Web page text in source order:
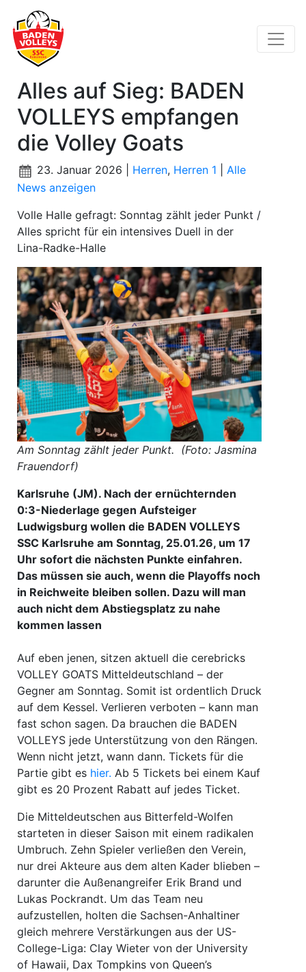
Alles auf Sieg: BADEN
VOLLEYS empfangen
die Volley Goats
23. Januar 2026 | Herren, Herren 1
Alle
News anzeigen
Volle Halle gefragt: Sonntag zählt jeder Punkt /
Alles spricht für ein intensives Duell in der
Lina-Radke-Halle
Am Sonntag zählt jeder Punkt. (Foto: Jasmina
Frauendorf)
Karlsruhe (JM). Nach der ernüchternden
0:3-Niederlage gegen Aufsteiger
Ludwigsburg wollen die BADEN VOLLEYS
SSC Karlsruhe am Sonntag, 25.01.26, um 17
Uhr sofort die nächsten Punkte einfahren.
Das müssen sie auch, wenn die Playoffs noch
in Reichweite bleiben sollen. Dazu will man
auch nicht dem Abstiegsplatz zu nahe
kommen lassen
Auf eben jenen, sitzen aktuell die cerebricks
VOLLEY GOATS Mitteldeutschland – der
Gegner am Sonntag. Somit ist ordentlich Druck
auf dem Kessel. Verlieren verboten – kann man
fast schon sagen. Da brauchen die BADEN
VOLLEYS jede Unterstützung von den Rängen.
Wenn nicht jetzt, wann dann. Tickets für die
Partie gibt es hier. Ab 5 Tickets bei einem Kauf
gibt es 20 Prozent Rabatt auf jedes Ticket.
Die Mitteldeutschen aus Bitterfeld-Wolfen
starteten in dieser Saison mit einem radikalen
Umbruch. Zehn Spieler verließen den Verein,
nur drei Akteure aus dem alten Kader blieben –
darunter die Außenangreifer Erik Brand und
Lukas Pockrandt. Um das Team neu
aufzustellen, holten die Sachsen-Anhaltiner
gleich mehrere Verstärkungen aus der US-
College-Liga: Clay Wieter von der University
of Hawaii, Dax Tompkins von Queen’s